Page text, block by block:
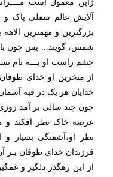
ژاپن معمول است
آلایش عالم سفلی
بزرگترین و مهمترین
شمس، گویند... پس چون
چشم راست او بـــه نام
از منخرین او خدای
خدایان هر یک در قبه آسمان
چون چند سالی بر آمد روزی
عرصه خاک نظر افکند و
نظر او،آشفتگی بسیار
فرزندان خدای طوفان
از این رهگذر دلگیر و